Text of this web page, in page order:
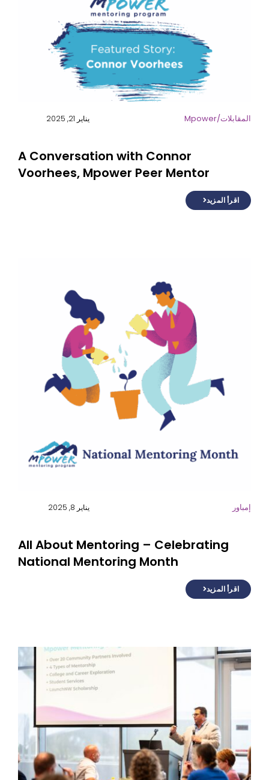
المقابلات/Mpower يناير 21, 2025
A Conversation with Connor
Voorhees, Mpower Peer Mentor
اقرأ المزيد
إمباور يناير 8, 2025
All About Mentoring – Celebrating
National Mentoring Month
اقرأ المزيد